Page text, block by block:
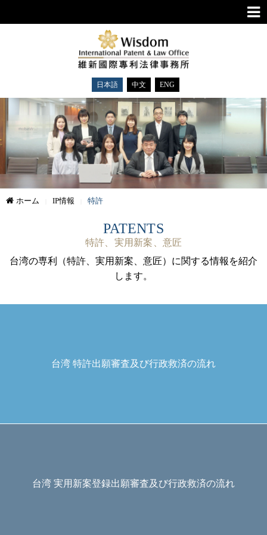
日本語 中文 ENG
ホーム IP情報 特許
PATENTS
特許、実用新案、意匠
台湾の専利（特許、実用新案、意匠）に関する情報を紹介
します。
台湾 特許出願審査及び行政救済の流れ
台湾 実用新案登録出願審査及び行政救済の流れ